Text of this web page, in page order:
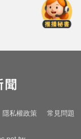
地球
押 裁
隱私權政策 常見問題